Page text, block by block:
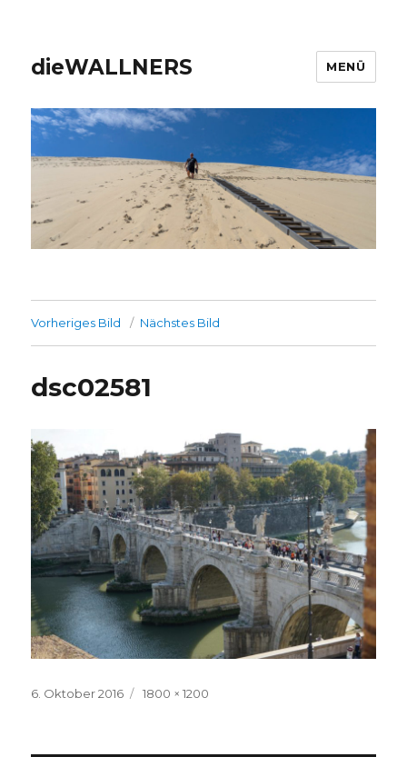
dieWALLNERS MENÜ
Vorheriges Bild Nächstes Bild
dsc02581
Veröffentlicht
6. Oktober 2016
Volle
1800 × 1200